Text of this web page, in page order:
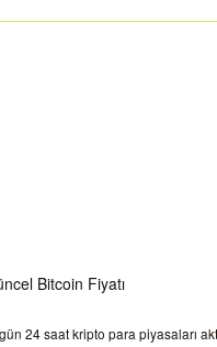
Bitcoin Fiyatı
24 saat kripto para piyasaları